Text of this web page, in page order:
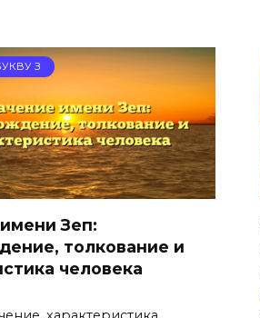
З
Зеп:
толкование и
человека